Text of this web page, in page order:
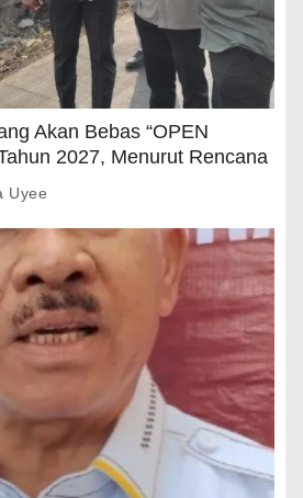
Akan Bebas “OPEN
2027, Menurut Rencana
Uyee